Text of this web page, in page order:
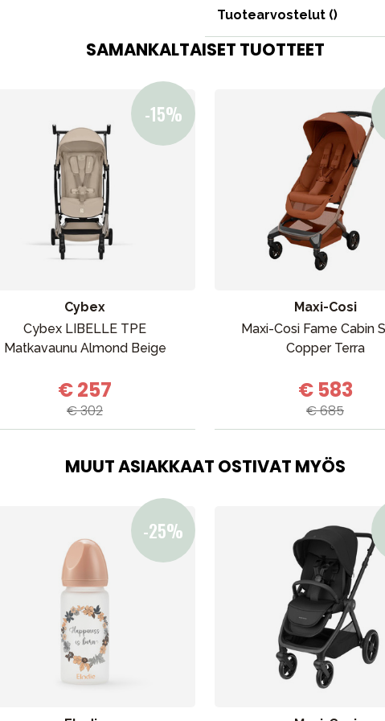
Tuotearvostelut ()
SAMANKALTAISET TUOTTEET
Cybex
Cybex LIBELLE TPE
Matkavaunu Almond Beige
€ 257
€ 302
Maxi-Cosi
Maxi-Cosi Fame Cabin
Copper Terra
€ 583
€ 685
MUUT ASIAKKAAT OSTIVAT MYÖS